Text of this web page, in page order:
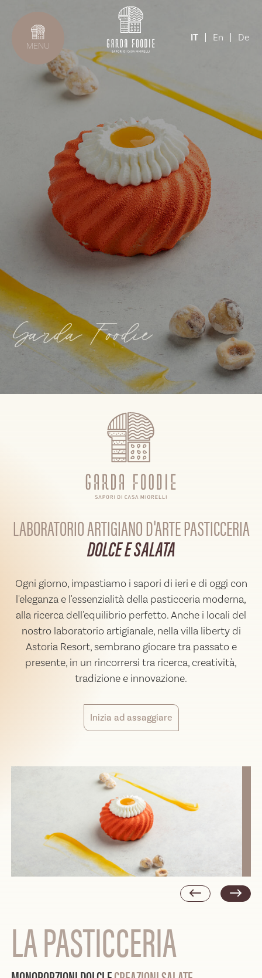
MENU
IT En De
Garda Foodie
LABORATORIO ARTIGIANO D'ARTEPASTICCERIA
DOLCE E SALATA
Ogni giorno, impastiamo i sapori di ieri e di oggi con
l'eleganza e l'essenzialità della pasticceria moderna,
alla ricerca dell'equilibrio perfetto. Anche i locali del
nostro laboratorio artigianale, nella villa liberty di
Astoria Resort, sembrano giocare tra passato e
presente, in un rincorrersi tra ricerca, creatività,
tradizione e innovazione.
Inizia ad assaggiare
LA PASTICCERIA